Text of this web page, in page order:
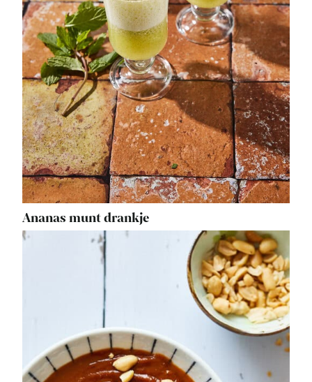
Ananas munt drankje